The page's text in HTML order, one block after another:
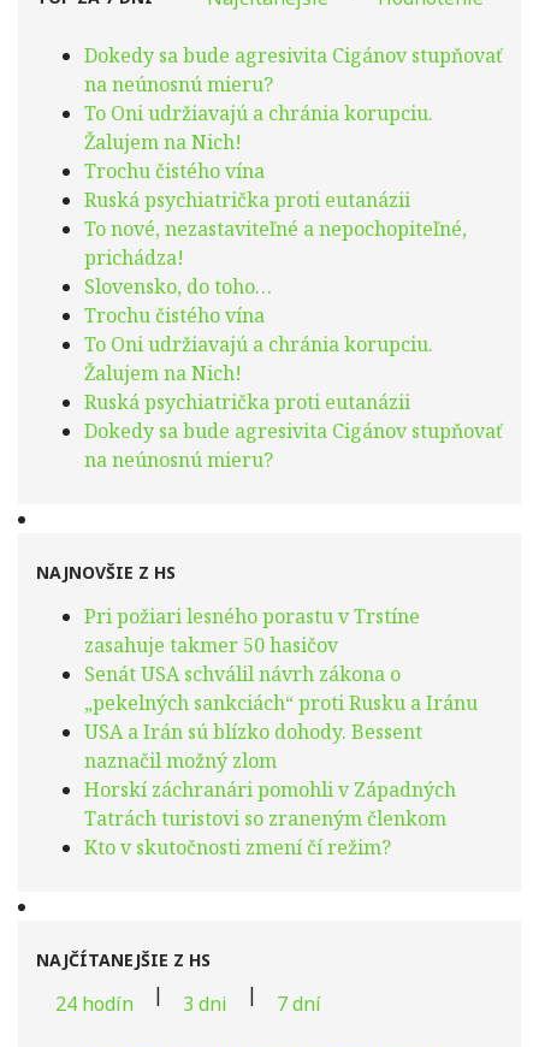
Dokedy sa bude agresivita Cigánov stupňovať
na neúnosnú mieru?
To Oni udržiavajú a chránia korupciu.
Žalujem na Nich!
Trochu čistého vína
Ruská psychiatrička proti eutanázii
To nové, nezastaviteľné a nepochopiteľné,
prichádza!
Slovensko, do toho…
Trochu čistého vína
To Oni udržiavajú a chránia korupciu.
Žalujem na Nich!
Ruská psychiatrička proti eutanázii
Dokedy sa bude agresivita Cigánov stupňovať
na neúnosnú mieru?
NAJNOVŠIE Z HS
Pri požiari lesného porastu v Trstíne
zasahuje takmer 50 hasičov
Senát USA schválil návrh zákona o
„pekelných sankciách“ proti Rusku a Iránu
USA a Irán sú blízko dohody. Bessent
naznačil možný zlom
Horskí záchranári pomohli v Západných
Tatrách turistovi so zraneným členkom
Kto v skutočnosti zmení čí režim?
NAJČÍTANEJŠIE Z HS
24 hodín | 3 dni | 7 dní